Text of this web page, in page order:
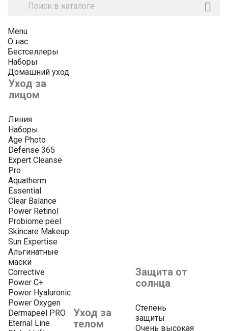

Menu
О нас
Бестселлеры
Наборы
Домашний уход
Уход за
лицом
Линия
Наборы
Age Photo
Defense 365
Expert Cleanse
Pro
Aquatherm
Essential
Clear Balance
Power Retinol
Probiome peel
Skincare Makeup
Sun Expertise
Альгинатные
маски
Corrective
Power C+
Power Hyaluronic
Power Oxygen
Dermapeel PRO
Eternal Line
Уход за
телом
Защита от
солнца
Степень
защиты
Очень высокая